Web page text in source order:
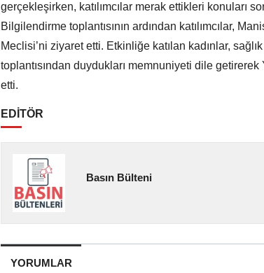
gerçekleşirken, katılımcılar merak ettikleri konuları
Bilgilendirme toplantısının ardından katılımcılar,
Meclisi’ni ziyaret etti. Etkinliğe katılan kadınlar,
toplantısından duydukları memnuniyeti dile
etti.
EDİTÖR
Basın Bülteni
YORUMLAR